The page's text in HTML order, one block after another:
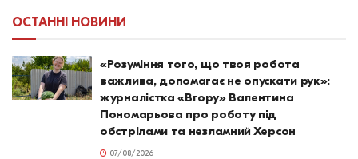
ОСТАННІ НОВИНИ
«Розуміння того, що твоя робота
важлива, допомагає не опускати рук»:
журналістка «Вгору» Валентина
Пономарьова про роботу під
обстрілами та незламний Херсон
07/08/2026